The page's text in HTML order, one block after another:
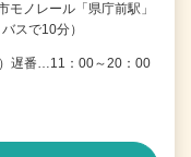
ノレール「県庁前駅」
スで10分）
遅番…11：00～20：00